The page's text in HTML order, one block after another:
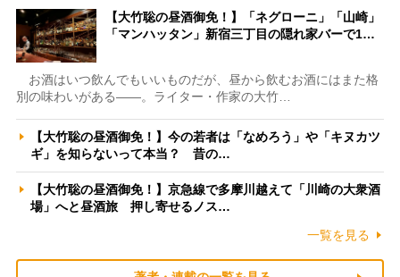
【大竹聡の昼酒御免！】「ネグローニ」「山崎」
「マンハッタン」新宿三丁目の隠れ家バーで1…
お酒はいつ飲んでもいいものだが、昼から飲むお酒にはまた格
別の味わいがある――。ライター・作家の大竹…
【大竹聡の昼酒御免！】今の若者は「なめろう」や「キヌカツ
ギ」を知らないって本当？ 昔の…
【大竹聡の昼酒御免！】京急線で多摩川越えて「川崎の大衆酒
場」へと昼酒旅 押し寄せるノス…
一覧を見る